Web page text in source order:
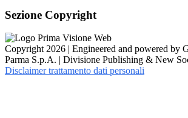
Sezione Copyright
Copyright 2026 | Engineered and powered by
Parma S.p.A. | Divisione Publishing & New
Disclaimer trattamento dati personali